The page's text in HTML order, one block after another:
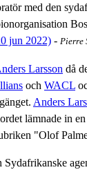
med den
jun 2022) - Pierre
Larsson då
och WACL
Anders
lämnade in
"Olof
Sydafrikanske